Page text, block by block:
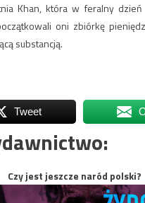
Khan, która w feralny
oni zbiórkę
substancją.
Tweet
Czy jest jeszcze naród polski?